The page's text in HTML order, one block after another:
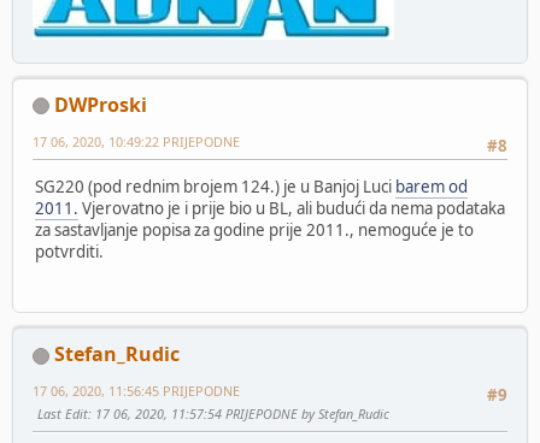
DWProski
#8
17 06, 2020, 10:49:22 PRIJEPODNE
SG220 (pod rednim brojem 124.) je u Banjoj Luci barem od
2011. Vjerovatno je i prije bio u BL, ali budući da nema podataka
za sastavljanje popisa za godine prije 2011., nemoguće je to
potvrditi.
Stefan_Rudic
#9
17 06, 2020, 11:56:45 PRIJEPODNE
Last Edit: 17 06, 2020, 11:57:54 PRIJEPODNE by Stefan_Rudic